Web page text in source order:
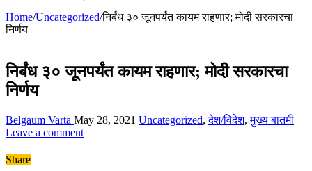
Home/Uncategorized/निर्बंध ३० जूनपर्यंत कायम राहणार; मोदी सरकारचा
निर्णय
निर्बंध ३० जूनपर्यंत कायम राहणार; मोदी सरकारचा
निर्णय
Belgaum Varta May 28, 2021 Uncategorized,देश/विदेश,मुख्य बातमी
Leave a comment
Share